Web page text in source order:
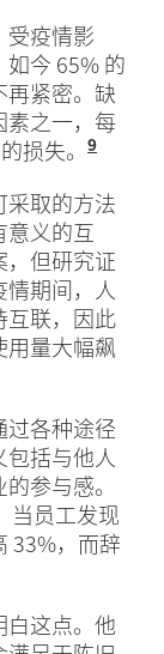
受疫情影
今 65% 的
再紧密。缺
素之一，每
损失。 9
采取的方法
意义的互
，但研究证
期间，人
互联，因此
用量大幅飙
过各种途径
括与他人
参与感。
当员工发现
33%，而辞
白这点。他